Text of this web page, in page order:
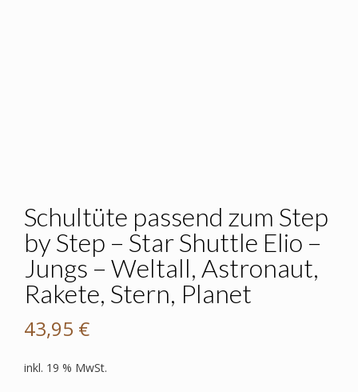
Schultüte passend zum Step
by Step – Star Shuttle Elio –
Jungs – Weltall, Astronaut,
Rakete, Stern, Planet
43,95 €
inkl. 19 % MwSt.